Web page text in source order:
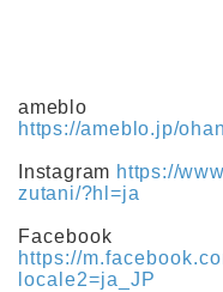
ameblo
https://ameblo.jp/
Instagram https://
zutani/?hl=ja
Facebook
https://
locale2=ja_JP